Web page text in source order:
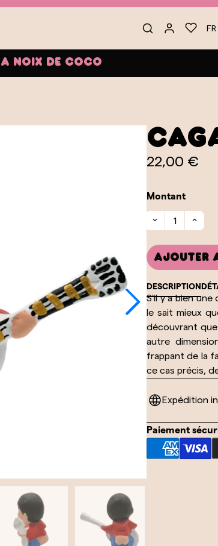
FR
noix de coco
22,00 €
Montant
Ajouter
DESCRIPTION
S'il y a bien
le sait mieux
découvrant que
autre
frappant de la
ce cas précis,
Expédition
Paiement